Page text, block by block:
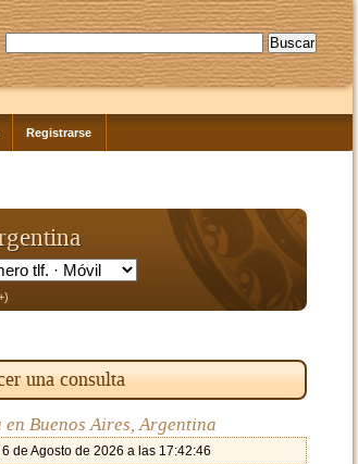
Registrarse
una consulta
Buenos Aires, Argentina
de Agosto de 2026 a las 17:42:46